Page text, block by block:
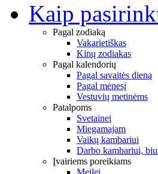
Kaip
Pagal zodiaką
Vakarietiškas
Kinų zodiakas
Pagal kalendorių
Pagal savaitės dieną
Pagal mėnesį
Vestuvių metinėms
Patalpoms
Svetainei
Miegamajam
Vaikų kambariui
Darbo kambariui,
Įvairiems poreikiams
Meilei